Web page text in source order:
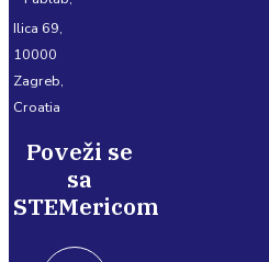
Ilica 69,
10000
Zagreb,
Croatia
Poveži se
sa
STEMericom